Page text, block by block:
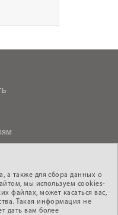
44-33
а также для сбора данных о
мы используем cookies-
файлах, может касаться вас,
Такая информация не
дать вам более